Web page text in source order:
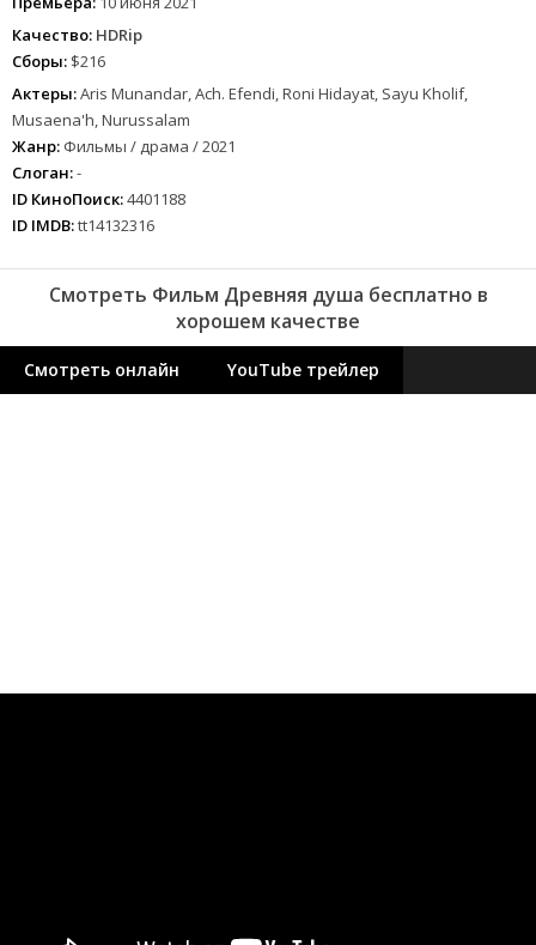
Качество: HDRip
Сборы: $216
Актеры:Aris Munandar, Ach. Efendi, Roni Hidayat, Sayu Kholif,
Musaena'h, Nurussalam
Жанр: Фильмы / драма / 2021
Слоган:-
ID КиноПоиск:4401188
ID IMDB:tt14132316
Смотреть Фильм Древняя душа бесплатно в
хорошем качестве
Смотреть онлайн YouTube трейлер